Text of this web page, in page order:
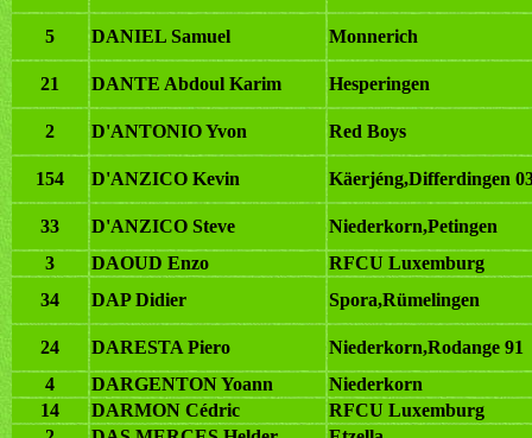
5 DANIEL Samuel Monnerich
21 DANTE Abdoul Karim Hesperingen
2 D'ANTONIO Yvon Red Boys
154 D'ANZICO Kevin Käerjéng,Differdingen
33 D'ANZICO Steve
Niederkorn,Petingen
3
DAOUD Enzo
RFCU Luxemburg
34
DAP Didier Spora,Rümelingen
24 DARESTA Piero
Niederkorn,Rodange 91
4
DARGENTON Yoann
Niederkorn
14
DARMON Cédric
RFCU Luxemburg